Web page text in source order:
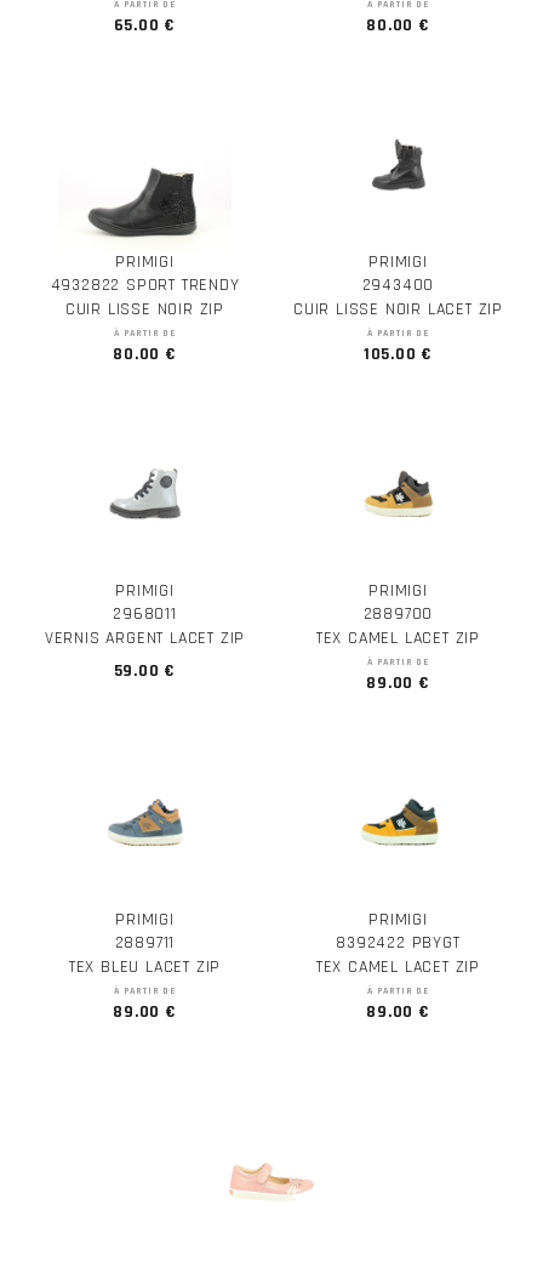
À PARTIR DE
65.00 €
À PARTIR DE
80.00 €
PRIMIGI
4932822 SPORT TRENDY
CUIR LISSE NOIR ZIP
À PARTIR DE
80.00 €
PRIMIGI
2943400
CUIR LISSE NOIR LACET ZIP
À PARTIR DE
105.00 €
PRIMIGI
2968011
VERNIS ARGENT LACET ZIP
59.00 €
PRIMIGI
2889700
TEX CAMEL LACET ZIP
À PARTIR DE
89.00 €
PRIMIGI
2889711
TEX BLEU LACET ZIP
À PARTIR DE
89.00 €
PRIMIGI
8392422 PBYGT
TEX CAMEL LACET ZIP
À PARTIR DE
89.00 €